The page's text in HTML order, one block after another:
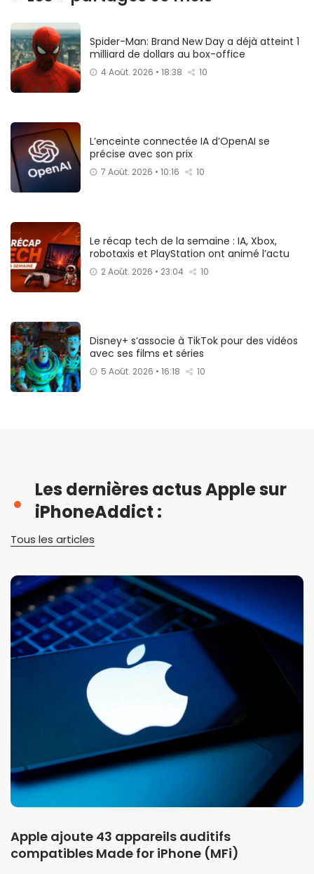
Spider-Man: Brand New Day a déjà atteint 1
milliard de dollars au box-office
4 Août. 2026 • 18:38 10
L’enceinte connectée IA d’OpenAI se
précise avec son prix
7 Août. 2026 • 10:16 10
Le récap tech de la semaine : IA, Xbox,
robotaxis et PlayStation ont animé l’actu
2 Août. 2026 • 23:04 10
Disney+ s’associe à TikTok pour des vidéos
avec ses films et séries
5 Août. 2026 • 16:18 10
Les dernières actus Apple sur
iPhoneAddict :
Tous les articles
Apple ajoute 43 appareils auditifs
compatibles Made for iPhone (MFi)